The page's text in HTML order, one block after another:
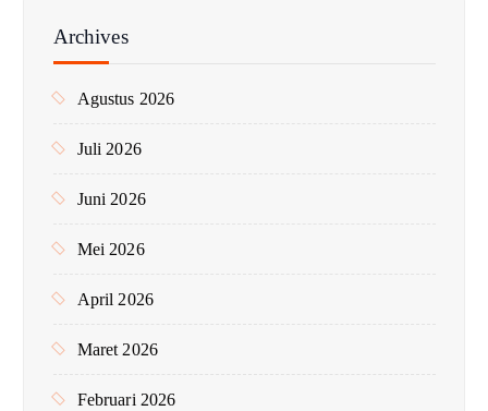
n
k
Archives
Agustus 2026
Juli 2026
Juni 2026
Mei 2026
April 2026
Maret 2026
Februari 2026